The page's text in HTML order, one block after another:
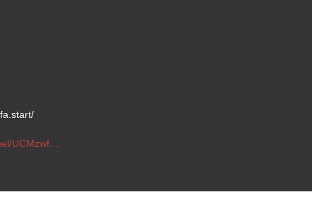
https://www.youtube.com/channel/UCMzwfuPdxogFIKF_nELVFNw